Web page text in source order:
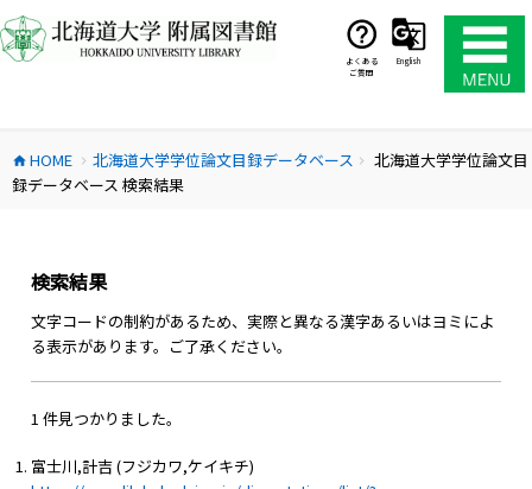
ン
テ
ス
キ
よくある
ご質問
English
home HOME chevron_right 北海道大学学位論文目録データベース chevron_right
北海道大学学位論文目
録データベース 検索結果
検索結果
文字コードの制約があるため、実際と異なる漢字あるいはヨミによ
る表示があります。ご了承ください。
1 件見つかりました。
富士川,計吉 (フジカワ,ケイキチ)